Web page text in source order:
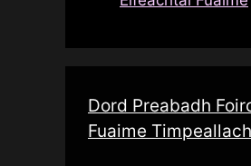
Dord Preabadh
Fuaime